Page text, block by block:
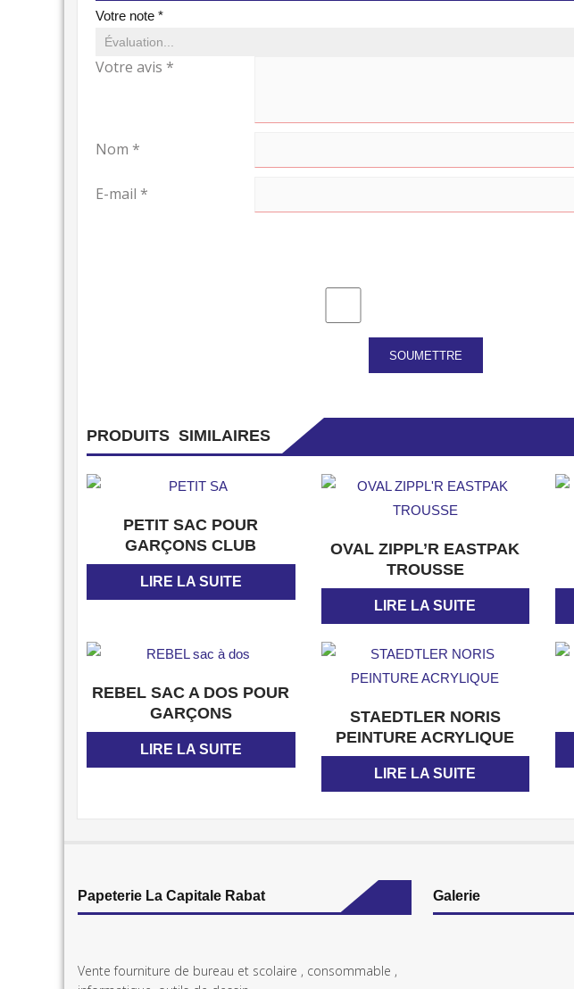
Votre note *
Votre avis *
Nom *
E-mail *
PRODUITS SIMILAIRES
PETIT SAC POUR
GARÇONS CLUB
LIRE LA SUITE
OVAL ZIPPL’R EASTPAK
TROUSSE
LIRE LA SUITE
REBEL SAC A DOS POUR
GARÇONS
LIRE LA SUITE
STAEDTLER NORIS
PEINTURE ACRYLIQUE
LIRE LA SUITE
Papeterie La Capitale Rabat
Vente fourniture de bureau et scolaire , consommable ,
Galerie